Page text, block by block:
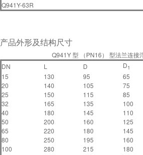
Q941Y-63R
产品外形及结构尺寸
Q941Y 型 （PN16） 型法兰连接
DN
L D D1
15
130 95 65
20
140 105 75
25
150 115 85
32
165 135 100
40
180 145 110
50
200 160 125
65
220 180 145
80
250 195 160
100
280 215 180